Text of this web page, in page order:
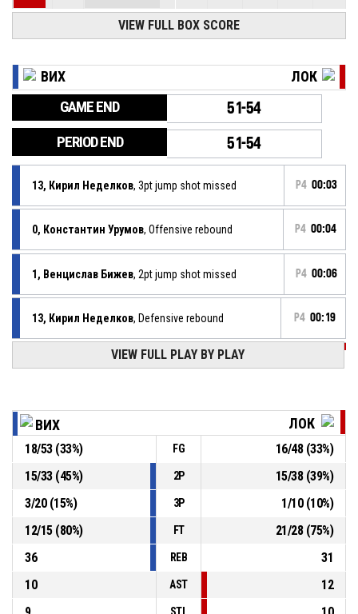
VIEW FULL BOX SCORE
ВИХ ЛОК
GAME END 51-54
PERIOD END 51-54
13, Кирил Неделков, 3pt jump shot missed P4 00:03
0, Константин Урумов, Offensive rebound P4 00:04
1, Венцислав Бижев, 2pt jump shot missed P4 00:06
13, Кирил Неделков, Defensive rebound P4 00:19
17, Иван Воденичарски , 3pt jump shot missed
Timeout - full
13, Кирил Неделков P4 00:35
, 3pt jump shot made
Вихрен Сандански
00:35
51-54
VIEW FULL PLAY BY PLAY
ВИХ ЛОК
18/53(33%) FG 16/48(33%)
15/33(45%) 2P 15/38(39%)
3/20(15%) 3P 1/10(10%)
12/15(80%) FT 21/28(75%)
36
REB
31
10
AST
12